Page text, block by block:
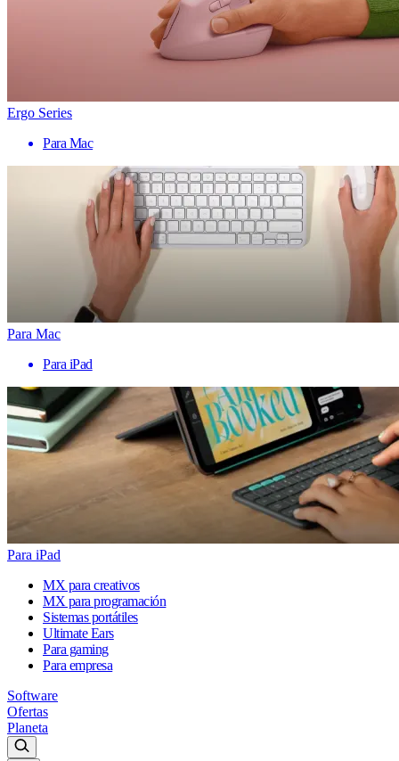
Ergo Series
Para Mac
Para Mac
Para iPad
Para iPad
MX para creativos
MX para programación
Sistemas portátiles
Ultimate Ears
Para gaming
Para empresa
Software
Ofertas
Planeta